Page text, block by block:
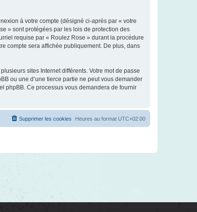
à votre compte (désigné ci-après par « votre
» sont protégées par les lois de protection des
requise par « Roulez Rose » durant la procédure
compte sera affichée publiquement. De plus, dans
sites Internet différents. Votre mot de passe
ou une d’une tierce partie ne peut vous demander
phpBB. Ce processus vous demandera de fournir
Heures au format UTC+02:00
Supprimer les cookies